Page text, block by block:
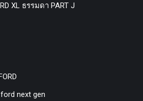
XL ธรรมดา PART J
next gen